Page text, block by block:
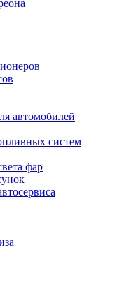
автомобилей
систем
фар